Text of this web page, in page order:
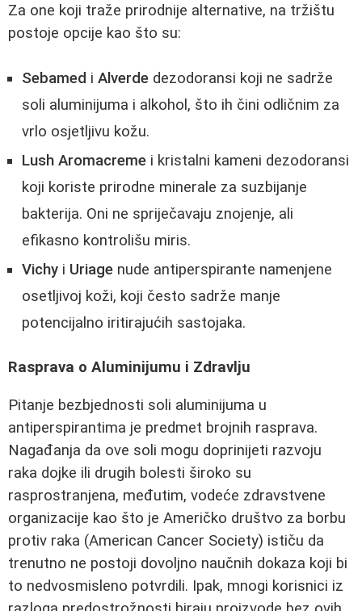
Za one koji traže prirodnije alternative, na tržištu
postoje opcije kao što su:
Sebamed i Alverde dezodoransi koji ne sadrže
soli aluminijuma i alkohol, što ih čini odličnim za
vrlo osjetljivu kožu.
Lush Aromacreme i kristalni kameni dezodoransi
koji koriste prirodne minerale za suzbijanje
bakterija. Oni ne spriječavaju znojenje, ali
efikasno kontrolišu miris.
Vichy i Uriage nude antiperspirante namenjene
osetljivoj koži, koji često sadrže manje
potencijalno iritirajućih sastojaka.
Rasprava o Aluminijumu i Zdravlju
Pitanje bezbjednosti soli aluminijuma u
antiperspirantima je predmet brojnih rasprava.
Nagađanja da ove soli mogu doprinijeti razvoju
raka dojke ili drugih bolesti široko su
rasprostranjena, međutim, vodeće zdravstvene
organizacije kao što je Američko društvo za borbu
protiv raka (American Cancer Society) ističu da
trenutno ne postoji dovoljno naučnih dokaza koji bi
to nedvosmisleno potvrdili. Ipak, mnogi korisnici iz